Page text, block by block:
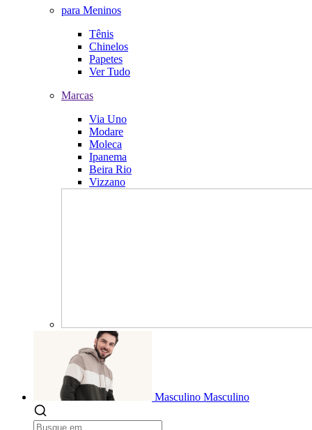
para Meninos
Tênis
Chinelos
Papetes
Ver Tudo
Marcas
Via Uno
Modare
Moleca
Ipanema
Beira Rio
Vizzano
Masculino Masculino